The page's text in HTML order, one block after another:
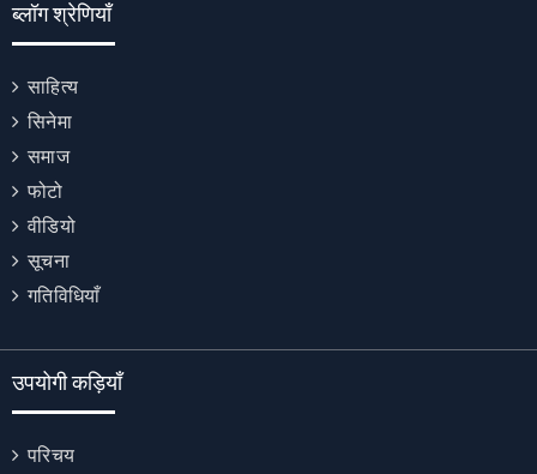
ब्लॉग श्रेणियाँ
साहित्य
सिनेमा
समाज
फोटो
वीडियो
सूचना
गतिविधियाँ
उपयोगी कड़ियाँ
परिचय